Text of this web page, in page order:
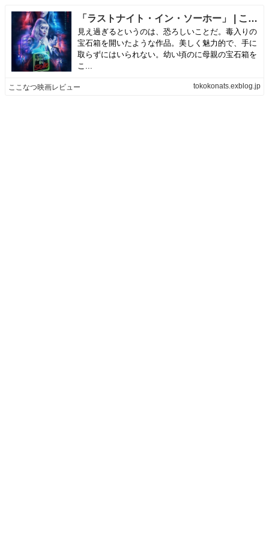
「ラストナイト・イン・ソーホー」 | ここなつ映画レビュー
見え過ぎるというのは、恐ろしいことだ。毒入りの
宝石箱を開いたような作品。美しく魅力的で、手に
取らずにはいられない。幼い頃のに母親の宝石箱を
こ...
ここなつ映画レビュー tokokonats.exblog.jp